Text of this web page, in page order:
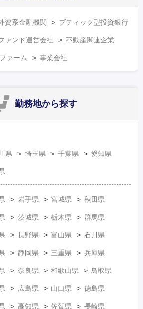
資系金融機関 ブティック型投資銀行
ァンド運営会社 不動産関連企業
ァーム 事業会社
勤務地から探す
県 埼玉県 千葉県 愛知県
岩手県 宮城県 秋田県
茨城県 栃木県 群馬県
長野県 富山県 石川県
静岡県 三重県 兵庫県
奈良県 和歌山県 鳥取県
広島県 山口県 徳島県
高知県 佐賀県 長崎県